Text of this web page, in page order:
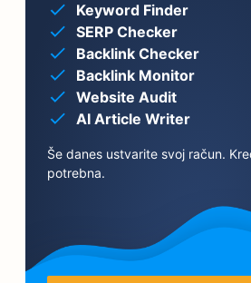
Keyword Finder
SERP Checker
Backlink Checker
Backlink Monitor
Website Audit
AI Article Writer
Še danes ustvarite svoj račun.
potrebna.